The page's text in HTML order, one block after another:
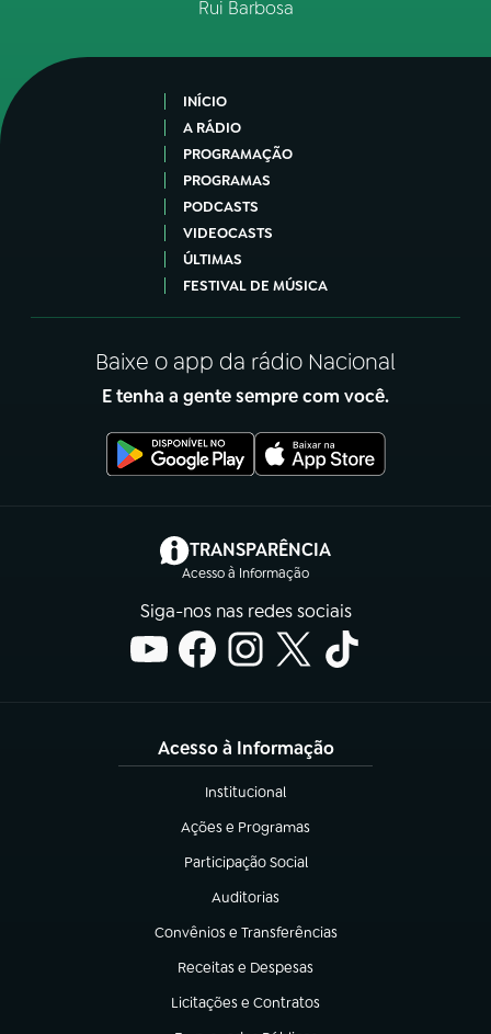
Rui Barbosa
INÍCIO
A RÁDIO
PROGRAMAÇÃO
PROGRAMAS
PODCASTS
VIDEOCASTS
ÚLTIMAS
FESTIVAL DE MÚSICA
Baixe o app da rádio Nacional
E tenha a gente sempre com você.
TRANSPARÊNCIA
Acesso à Informação
(abre em nova aba)
Siga-nos nas redes sociais
Acesso à Informação
Institucional
(abre em nova aba)
Ações e Programas
(abre em nova aba)
Participação Social
(abre em nova aba)
Auditorias
(abre em nova aba)
Convênios e Transferências
(abre em nova aba)
Receitas e Despesas
(abre em nova aba)
Licitações e Contratos
(abre em nova aba)